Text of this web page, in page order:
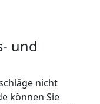
und
nicht
können Sie